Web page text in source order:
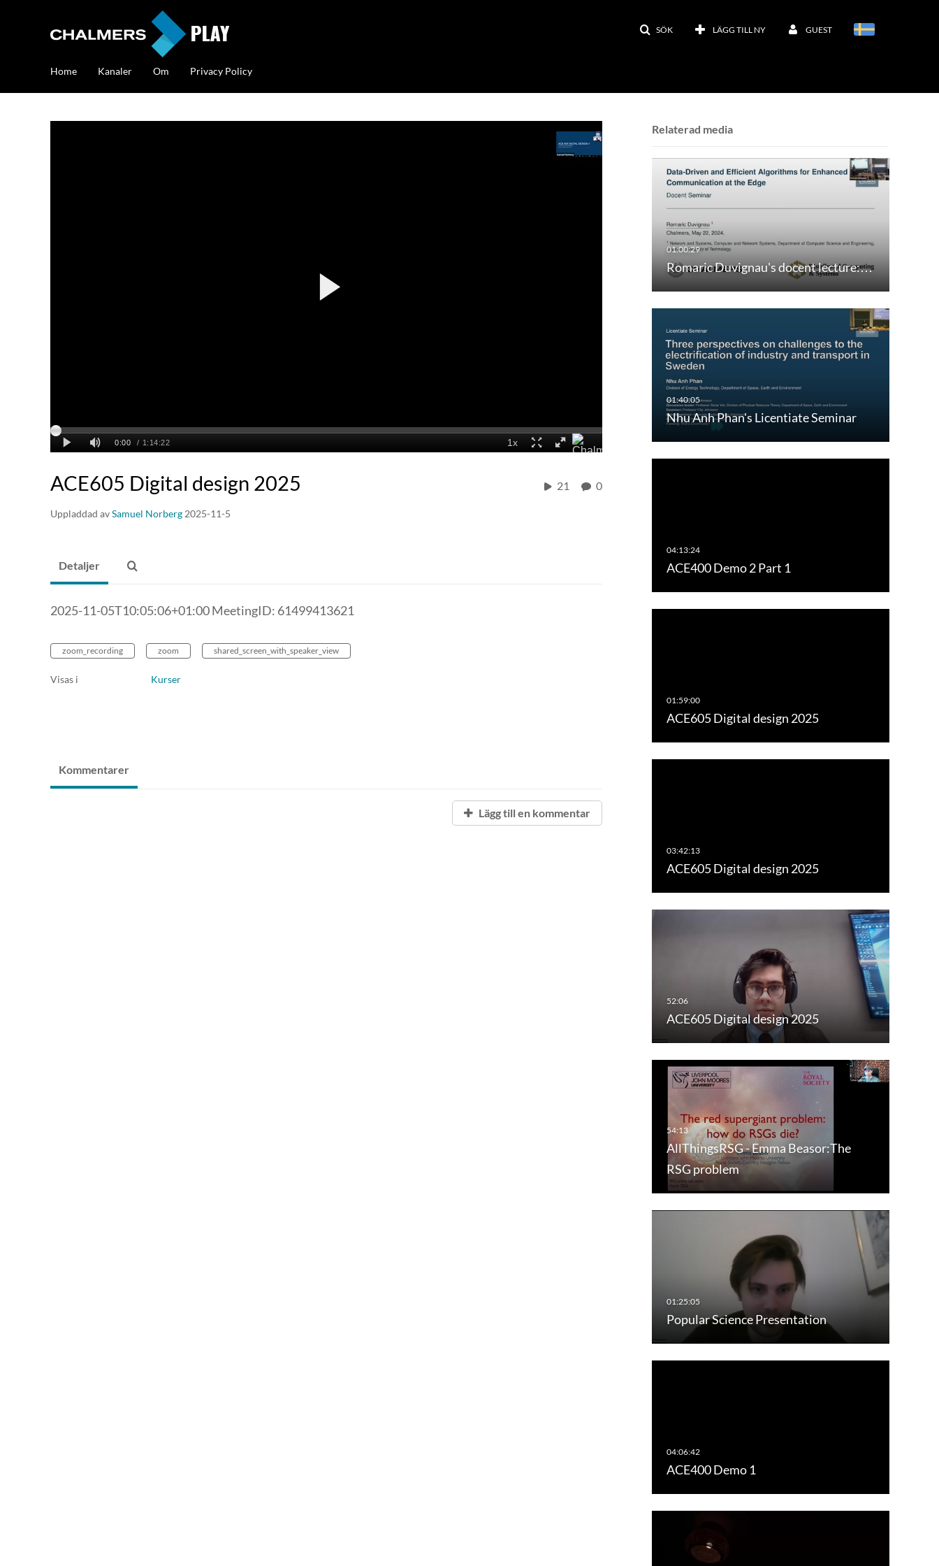
SÖK LÄGG TILL NY GUEST
Home Kanaler Om Privacy Policy
ACE605 Digital design 2025
Uppladdad avSamuel Norberg 2025-11-5
21 0
Relaterad media
Romaric Duvignau's docent lecture:…
Nhu Anh Phan's Licentiate Seminar
ACE400 Demo 2 Part 1
ACE605 Digital design 2025
ACE605 Digital design 2025
ACE605 Digital design 2025
AllThingsRSG - Emma Beasor:The
RSG problem
Popular Science Presentation
ACE400 Demo 1
Detaljer
2025-11-05T10:05:06+01:00 MeetingID: 61499413621
zoom_recording zoom shared_screen_with_speaker_view
Visas i Kurser
Kommentarer
Lägg till en kommentar